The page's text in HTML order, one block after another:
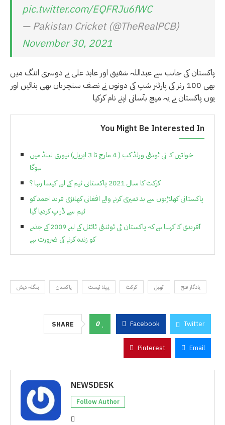
pic.twitter.com/EQFRJu6fWC
— Pakistan Cricket (@TheRealPCB)
November 30, 2021
پاکستان کی جانب سے عبداللہ شفیق اور عابد علی نے دوسری اننگ میں
بھی 100 رنز کی پارٹنر شپ کی دونوں نے نصف سنچریاں بھی بنائیں اور
یوں پاکستان نے یہ میچ بآسانی اپنے نام کرکیا
You Might Be Interested In
خواتین کا ٹی ٹونٹی ورلڈ کپ ( 4 مارچ تا 3 اپریل) نیوزی لینڈ میں
ہوگا
کرکٹ کا سال 2021 پاکستانی ٹیم کے لیے کیسا رہا ؟
پاکستانی کھلاڑیوں سے بد تمیزی کرنے والے افغانی کھلاڑی فرید احمد کو
ٹیم سے ڈراپ کردیا گیا
آفریدی کا کہنا ہے کہ پاکستان ٹی ٹوئنٹی ٹائٹل کے لیے 2009 کے جذبے
کو زندہ کرنے کی ضرورت ہے
بنگلہ دیش پاکستان پہلا ٹیسٹ کرکٹ کھیل یادگار فتح
SHARE 0 Facebook Twitter
Pinterest Email
NEWSDESK
Follow Author